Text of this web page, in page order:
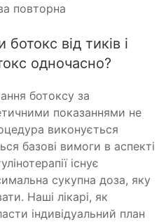
повторна
від тиків і
одночасно?
ботоксу за
показаннями не
виконується
базові вимоги в аспекті
існує
сукупна доза, яку
Наші лікарі, як
індивідуальний план